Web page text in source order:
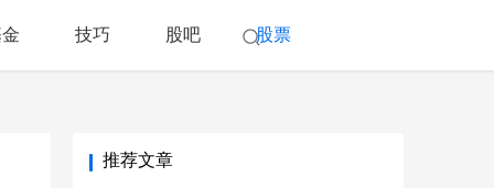
技巧 股吧 股票
推荐文章